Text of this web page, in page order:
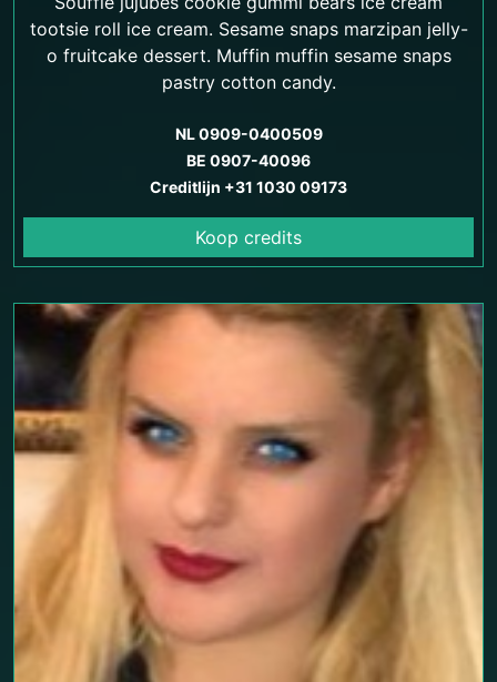
tootsie roll ice cream. Sesame snaps marzipan jelly-
o fruitcake dessert. Muffin muffin sesame snaps
pastry cotton candy.
NL 0909-0400509
BE 0907-40096
Creditlijn +31 1030 09173
Koop credits